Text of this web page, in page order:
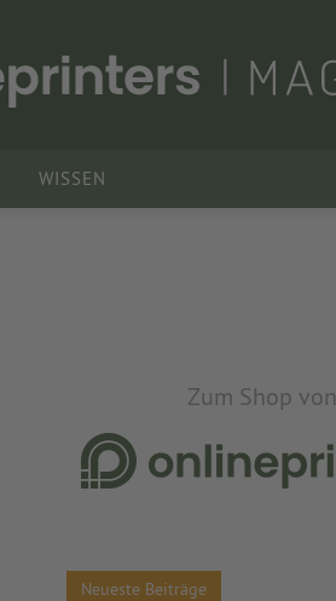
WISSEN
Zum Shop von
Neueste Beiträge